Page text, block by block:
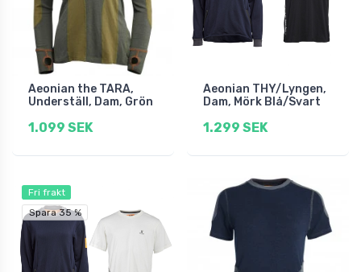
Aeonian the TARA,
Underställ, Dam, Grön
1.099 SEK
Aeonian THY/Lyngen,
Dam, Mörk Blå/Svart
1.299 SEK
Fri frakt
Spara 35 %